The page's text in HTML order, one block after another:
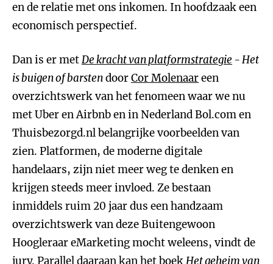
en de relatie met ons inkomen. In hoofdzaak een
economisch perspectief.
Dan is er metDe kracht van platformstrategie - Het
is buigen of barstendoorCor Molenaareen
overzichtswerk van het fenomeen waar we nu
met Uber en Airbnb en in Nederland Bol.com en
Thuisbezorgd.nl belangrijke voorbeelden van
zien. Platformen, de moderne digitale
handelaars, zijn niet meer weg te denken en
krijgen steeds meer invloed. Ze bestaan
inmiddels ruim 20 jaar dus een handzaam
overzichtswerk van deze Buitengewoon
Hoogleraar eMarketing mocht weleens, vindt de
jury. Parallel daaraan kan het boek Het geheim van